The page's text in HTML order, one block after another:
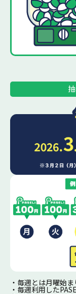
・毎週とは月曜始
・毎週利用した